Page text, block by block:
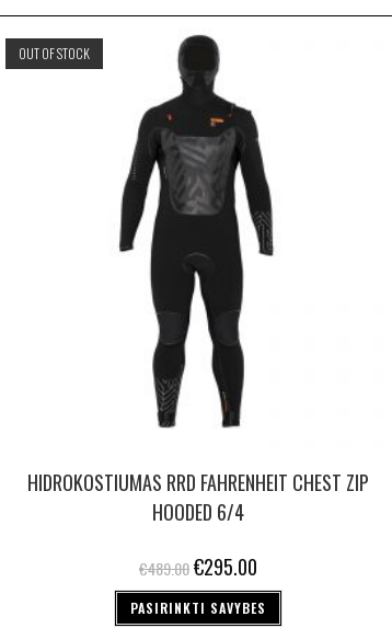
OUT OF STOCK
HIDROKOSTIUMAS RRD FAHRENHEIT CHEST ZIP
HOODED 6/4
€489.00€295.00
PASIRINKTI SAVYBES